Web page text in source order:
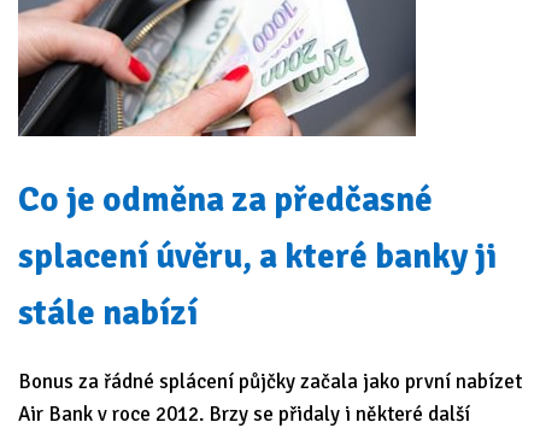
Co je odměna za předčasné
splacení úvěru, a které banky ji
stále nabízí
Bonus za řádné splácení půjčky začala jako první nabízet
Air Bank v roce 2012. Brzy se přidaly i některé další